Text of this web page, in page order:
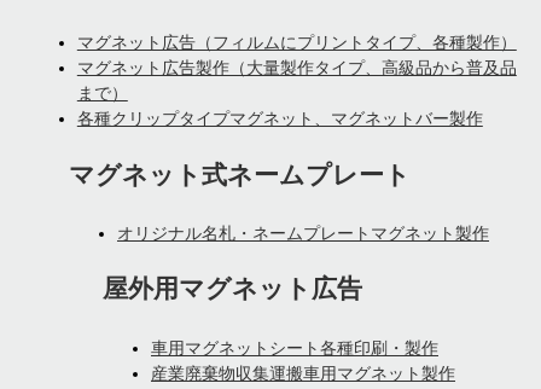
マグネット広告（フィルムにプリントタイプ、各種製作）
マグネット広告製作（大量製作タイプ、高級品から普及品
まで）
各種クリップタイプマグネット、マグネットバー製作
マグネット式ネームプレート
オリジナル名札・ネームプレートマグネット製作
屋外用マグネット広告
車用マグネットシート各種印刷・製作
産業廃棄物収集運搬車用マグネット製作